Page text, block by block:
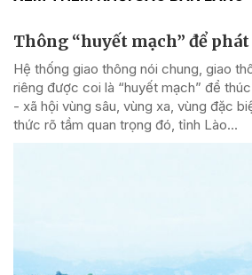
Thông “huyết mạch” để
Hệ thống giao thông nói chung, giao
riêng được coi là “huyết mạch” để
- xã hội vùng sâu, vùng xa, vùng đặc
thức rõ tầm quan trọng đó, tỉnh Lào...